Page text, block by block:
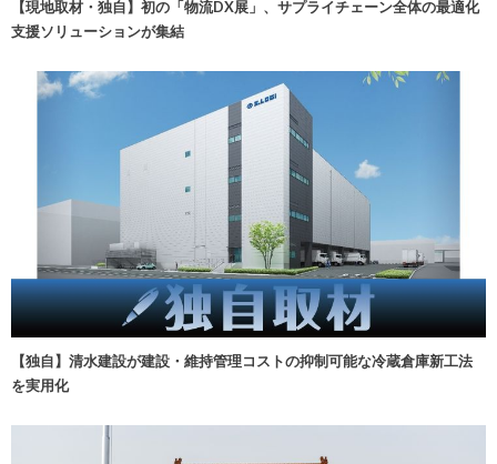
【現地取材・独自】初の「物流DX展」、サプライチェーン全体の最適化
支援ソリューションが集結
【独自】清水建設が建設・維持管理コストの抑制可能な冷蔵倉庫新工法
を実用化